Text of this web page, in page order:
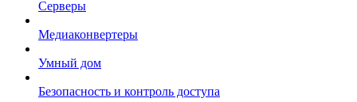
Серверы
Медиаконвертеры
Умный дом
Безопасность и контроль доступа